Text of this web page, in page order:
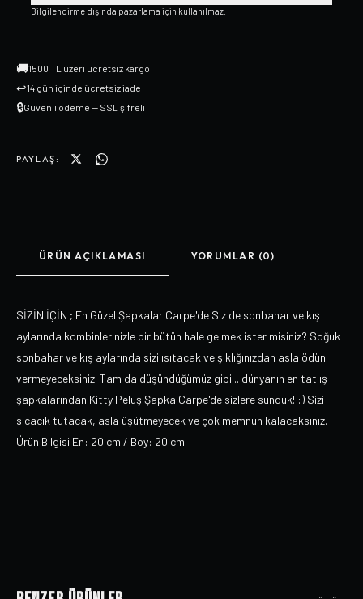
Bilgilendirme dışında pazarlama için kullanılmaz.
🚚1500 TL üzeri ücretsiz kargo
↩14 gün içinde ücretsiz iade
🔒Güvenli ödeme — SSL şifreli
PAYLAŞ:
ÜRÜN AÇIKLAMASI YORUMLAR (0)
SİZİN İÇİN ; En Güzel Şapkalar Carpe'de Siz de sonbahar ve kış
aylarında kombinlerinizle bir bütün hale gelmek ister misiniz? Soğuk
sonbahar ve kış aylarında sizi ısıtacak ve şıklığınızdan asla ödün
vermeyeceksiniz. Tam da düşündüğümüz gibi... dünyanın en tatlış
şapkalarından Kitty Peluş Şapka Carpe'de sizlere sunduk! :) Sizi
sıcacık tutacak, asla üşütmeyecek ve çok memnun kalacaksınız.
Ürün Bilgisi En: 20 cm / Boy: 20 cm